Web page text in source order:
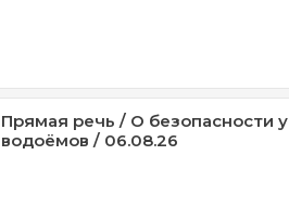
Прямая речь / О безопасности у
водоёмов / 06.08.26